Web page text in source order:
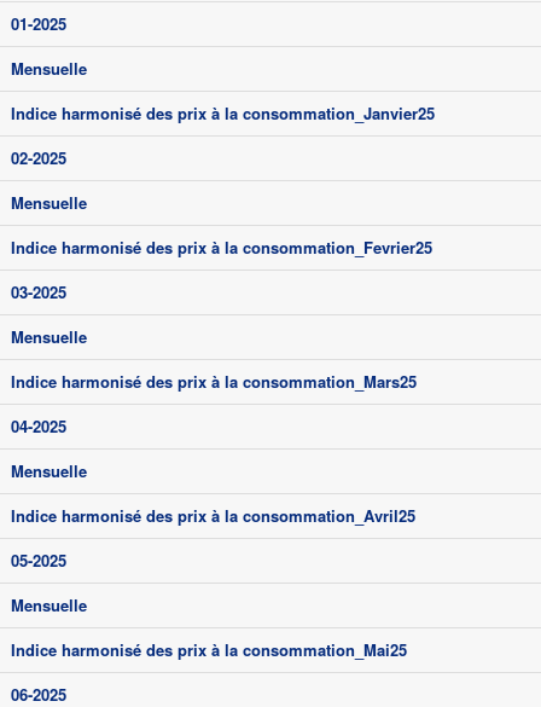
01-2025
Mensuelle
Indice harmonisé des prix à la consommation_Janvier25
02-2025
Mensuelle
Indice harmonisé des prix à la consommation_Fevrier25
03-2025
Mensuelle
Indice harmonisé des prix à la consommation_Mars25
04-2025
Mensuelle
Indice harmonisé des prix à la consommation_Avril25
05-2025
Mensuelle
Indice harmonisé des prix à la consommation_Mai25
06-2025